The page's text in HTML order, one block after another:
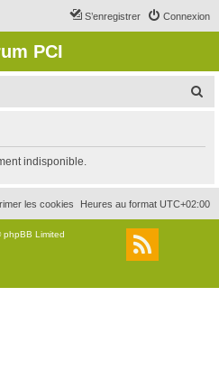
Connexion
S’enregistrer
PCI
r
c
r
indisponible.
Heures au format UTC+02:00
les cookies
Limited